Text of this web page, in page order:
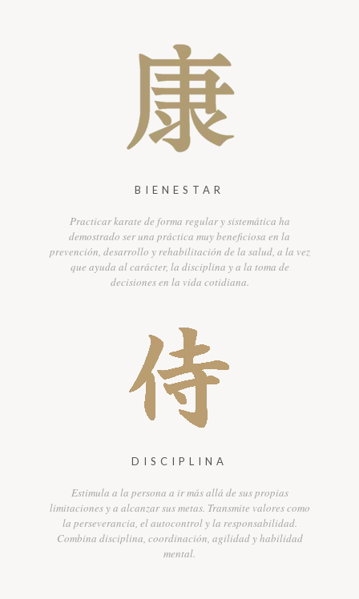
BIENESTAR
Practicar karate de forma regular y sistemática ha
demostrado ser una práctica muy beneficiosa en la
prevención, desarrollo y rehabilitación de la salud, a la vez
que ayuda al carácter, la disciplina y a la toma de
decisiones en la vida cotidiana.
DISCIPLINA
Estimula a la persona a ir más allá de sus propias
limitaciones y a alcanzar sus metas. Transmite valores como
la perseverancia, el autocontrol y la responsabilidad.
Combina disciplina, coordinación, agilidad y habilidad
mental.